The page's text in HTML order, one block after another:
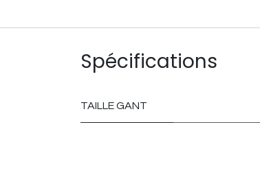
Spécifications
TAILLE GANT